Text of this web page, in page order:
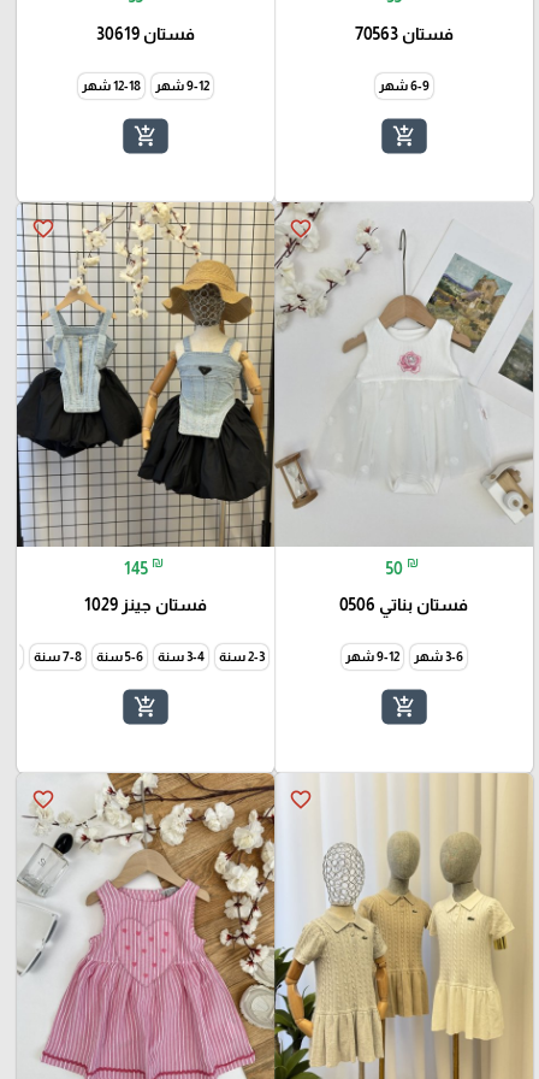
فستان 70563
6-9 شهر
add_shopping_cart
فستان 30619
9-12 شهر 12-18 شهر
add_shopping_cart
favorite_border
50 ₪
فستان بناتي 0506
3-6 شهر 9-12 شهر
add_shopping_cart
favorite_border
145 ₪
فستان جينز 1029
2-3 سنة 3-4 سنة 5-6 سنة 7-8 سنة
add_shopping_cart
favorite_border
favorite_border